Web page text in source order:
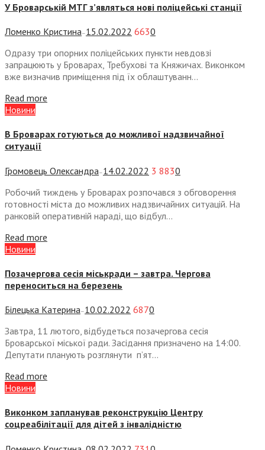
У Броварській МТГ з’являться нові поліцейські станції
Ломенко Кристина— 15.02.2022 6630
Одразу три опорних поліцейських пункти невдовзі
запрацюють у Броварах, Требухові та Княжичах. Виконком
вже визначив приміщення під їх облаштуванн...
Read more
Новини
В Броварах готуються до можливої надзвичайної
ситуації
Громовець Олександра — 14.02.2022 3 8830
Робочий тиждень у Броварах розпочався з обговорення
готовності міста до можливих надзвичайних ситуацій. На
ранковій оперативній нараді, що відбул...
Read more
Новини
Позачергова сесія міськради – завтра. Чергова
переноситься на березень
Білецька Катерина— 10.02.2022 6870
Завтра, 11 лютого, відбудеться позачергова сесія
Броварської міської ради. Засідання призначено на 14:00.
Депутати планують розглянути п’ят...
Read more
Новини
Виконком запланував реконструкцію Центру
соцреабілітації для дітей з інвалідністю